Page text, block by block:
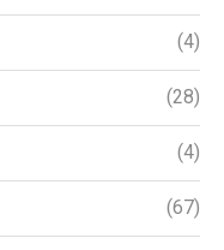
(4)
(28)
(4)
(67)